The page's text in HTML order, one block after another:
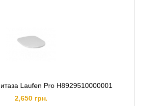
Laufen Pro H8929510000001
2,650 грн.